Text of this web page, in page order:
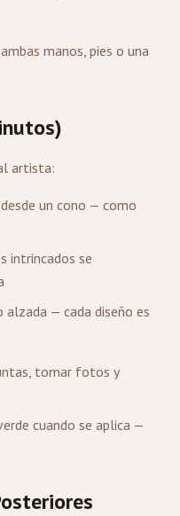
manos, pies o una
artista:
un cono — como
intrincados se
— cada diseño es
tomar fotos y
cuando se aplica —